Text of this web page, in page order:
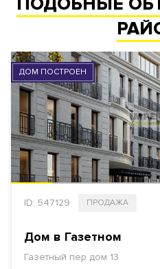
ДОМ ПОСТРОЕН
ID: 547129 ПРОДАЖА
Дом в Газетном
Газетный пер дом 13